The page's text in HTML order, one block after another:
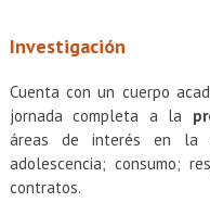
Investigación
Cuenta con un cuerpo
jornada completa a la
áreas de interés en la
adolescencia; consumo;
contratos.